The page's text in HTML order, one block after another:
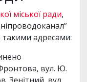
міської ради,
такими адресами:
вул. Ю.